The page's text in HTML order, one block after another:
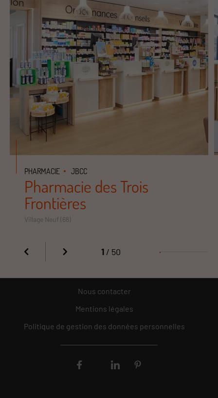
PHARMACIE JBCC
Pharmacie des Trois
Frontières
Village Neuf (68)
1 / 50
Nous contacter
Mentions légales
Politique de gestion des données personnelles